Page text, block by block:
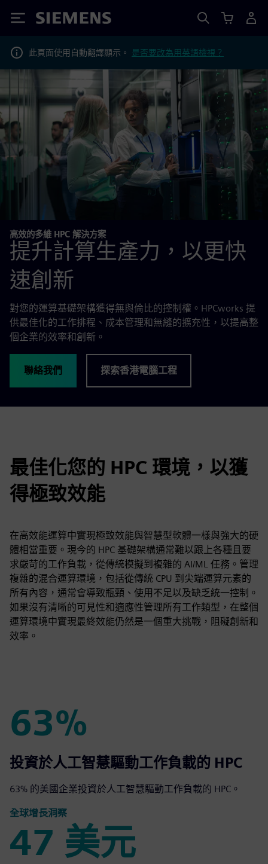
Siemens
此頁面使用自動翻譯顯示。 是否要改為用英語檢視？
高效的多維 HPC 解決方案
提升計算生產力，以更快
速創新
對您的運算基礎架構獲得無與倫比的控制權。HPCworks 提
供最佳化的工作排程、成本管理和無縫的擴充性，以提高整
個企業的效率和創新。
聯絡我們 探索香港電腦工程
最佳化您的 HPC 環境，以獲
得極致效能
在高效能運算中實現極致效能與智慧型軟體一樣與強大的硬
體相當重要。現今的 HPC 基礎架構通常難以跟上各種且要
求嚴苛的工作負載，從傳統模擬到複雜的 AI/ML 任務。管理
複雜的混合運算環境，包括從傳統 CPU 到尖端運算元素的
所有內容，通常會導致瓶頸、使用不足以及缺乏統一控制。
如果沒有清晰的可見性和適應性管理所有工作類型，在整個
運算環境中實現最終效能仍然是一個重大挑戰，阻礙創新和
效率。
63%
63%
投資於人工智慧驅動工作負載的 HPC
63% 的美國企業投資於人工智慧驅動工作負載的 HPC。
全球增長洞察
47 美元